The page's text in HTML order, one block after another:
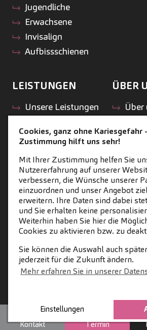
Jugendliche
Erwachsene
Invisalign
Aufbissschienen
LEISTUNGEN
Unsere Leistungen
Leistungen
Zahnästhetik
Implantologie
Prophylaxe
Atemwegszahnheilkunde
Kinder­
zahnheilkunde
Kiefer­orthopädie
Angstpatienten
Allgemeine
Zahnheilkunde
Füllungen
Parodontologie
ÜBER
Über
Termin
Kontakt
Cookies, ganz ohne Kariesgefahr
Zustimmung hilft uns sehr!
Mit Ihrer Zustimmung helfen Sie
Nutzererfahrung auf unserer
verbessern, die Wünsche unserer
einzuordnen und unser Angebot
erweitern. Ihre Daten sind dabei
und Sie erhalten keine
Weiterhin haben Sie hier die
Cookies zu aktivieren bzw. zu
Sie können die Auswahl auch
jederzeit für die Zukunft ändern.
Mehr erfahren Sie in unserer
Einstellungen